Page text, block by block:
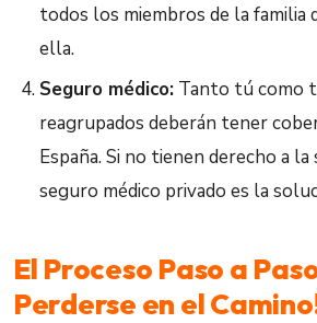
todos los miembros de la familia
ella.
Seguro médico: Tanto tú como
reagrupados deberán tener
España. Si no tienen derecho a la
seguro médico privado es la
El Proceso Paso a
Perderse en el